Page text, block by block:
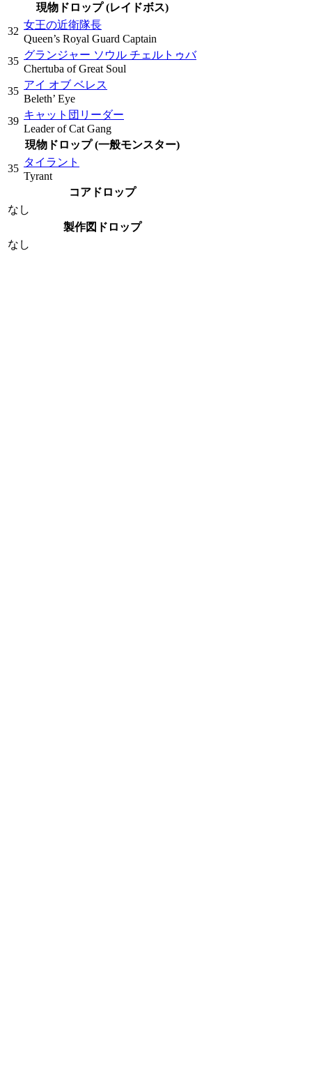
現物ドロップ (レイドボス)
32
女王の近衛隊長
Queen’s Royal Guard Captain
35
グランジャー ソウル チェルトゥバ
Chertuba of Great Soul
35
アイ オブ ベレス
Beleth’ Eye
39
キャット団リーダー
Leader of Cat Gang
現物ドロップ (一般モンスター)
35
タイラント
Tyrant
コアドロップ
なし
製作図ドロップ
なし